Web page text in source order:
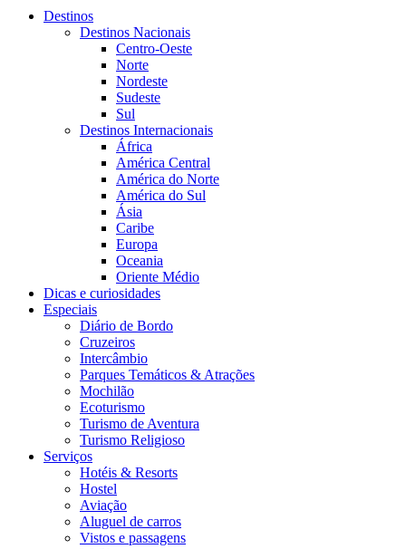
Destinos
Destinos Nacionais
Centro-Oeste
Norte
Nordeste
Sudeste
Sul
Destinos Internacionais
África
América Central
América do Norte
América do Sul
Ásia
Caribe
Europa
Oceania
Oriente Médio
Dicas e curiosidades
Especiais
Diário de Bordo
Cruzeiros
Intercâmbio
Parques Temáticos & Atrações
Mochilão
Ecoturismo
Turismo de Aventura
Turismo Religioso
Serviços
Hotéis & Resorts
Hostel
Aviação
Aluguel de carros
Vistos e passagens